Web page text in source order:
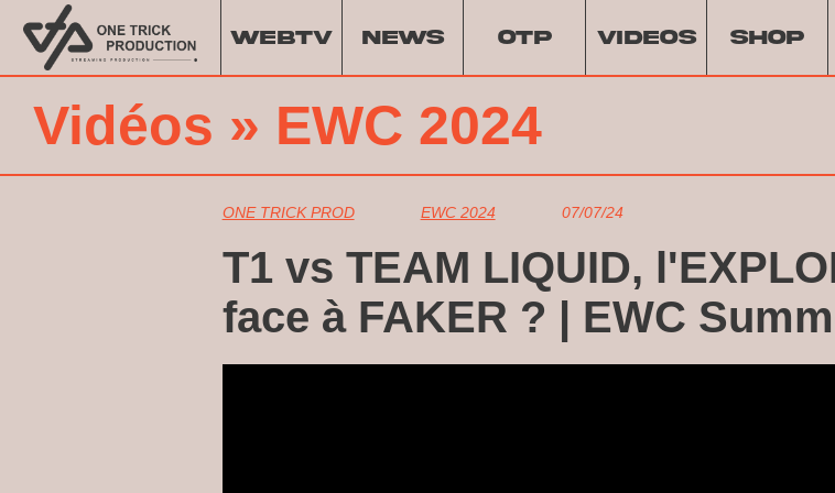
WEBTV NEWS OTP VIDEOS SHOP
Vidéos » EWC 2024
ONE TRICK PROD EWC 2024 07/07/24
T1 vs TEAM LIQUID,
face à FAKER ? | EWC